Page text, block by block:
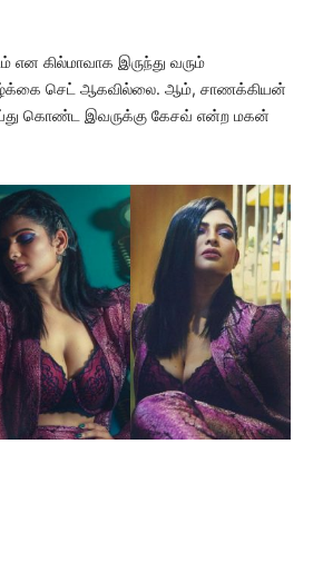
என கில்மாவாக இருந்து வரும்
செட் ஆகவில்லை. ஆம், சாணக்கியன்
கொண்ட இவருக்கு கேசவ் என்ற மகன்